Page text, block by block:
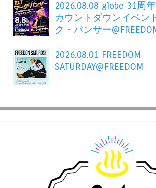
2026.08.08 globe 31周
カウントダウンイベン
ク・パンサー
2026.08.01 FREEDOM
SATURDAY@FREEDOM